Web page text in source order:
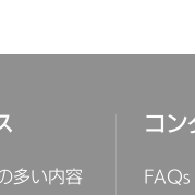
多い内容
コン
FAQs